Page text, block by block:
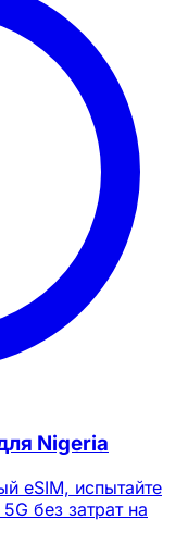
Nigeria
eSIM, испытайте
без затрат на